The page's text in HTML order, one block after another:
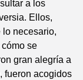
a los
Ellos,
lo necesario,
se
gran alegría a
fueron acogidos